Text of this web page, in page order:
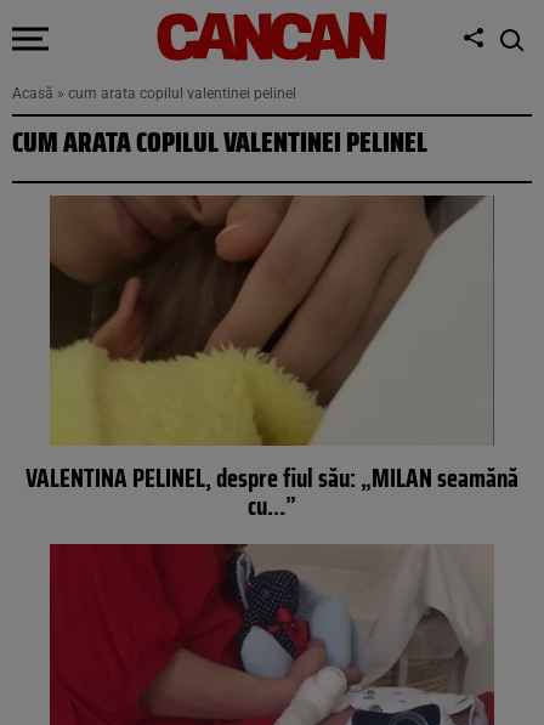
Acasă » cum arata copilul valentinei pelinel
CUM ARATA COPILUL VALENTINEI PELINEL
VALENTINA PELINEL, despre fiul său: „MILAN seamănă
cu…”